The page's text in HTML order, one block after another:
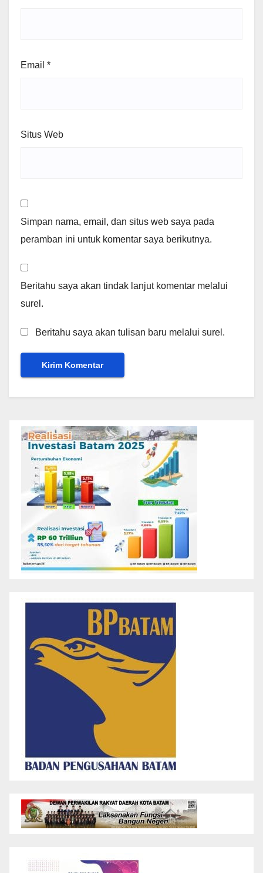
Email *
Situs Web
Simpan nama, email, dan situs web saya pada
peramban ini untuk komentar saya berikutnya.
Beritahu saya akan tindak lanjut komentar melalui
surel.
Beritahu saya akan tulisan baru melalui surel.